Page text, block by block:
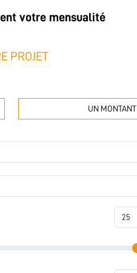
votre mensualité
PROJET
UN MONTANT